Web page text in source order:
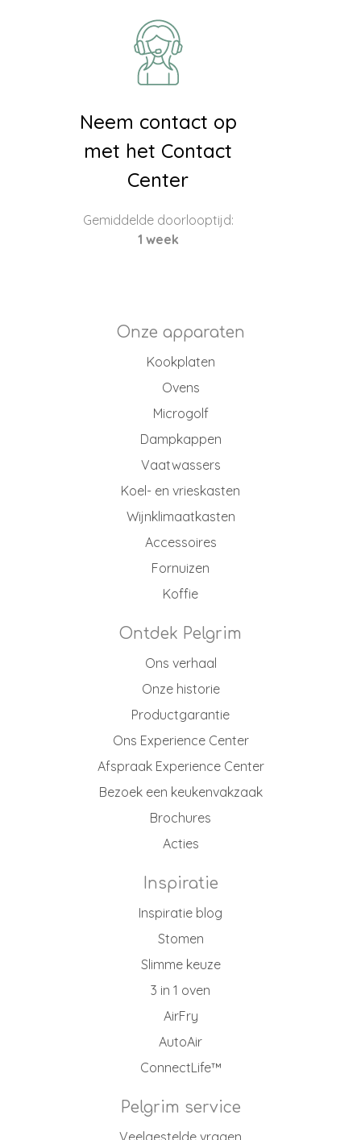
Neem contact op
met het Contact
Center
Gemiddelde doorlooptijd:
1 week
Onze apparaten
Kookplaten
Ovens
Microgolf
Dampkappen
Vaatwassers
Koel- en vrieskasten
Wijnklimaatkasten
Accessoires
Fornuizen
Koffie
Ontdek Pelgrim
Ons verhaal
Onze historie
Productgarantie
Ons Experience Center
Afspraak Experience Center
Bezoek een keukenvakzaak
Brochures
Acties
Inspiratie
Inspiratie blog
Stomen
Slimme keuze
3 in 1 oven
AirFry
AutoAir
ConnectLife™
Pelgrim service